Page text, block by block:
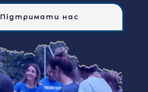
Підтримати нас